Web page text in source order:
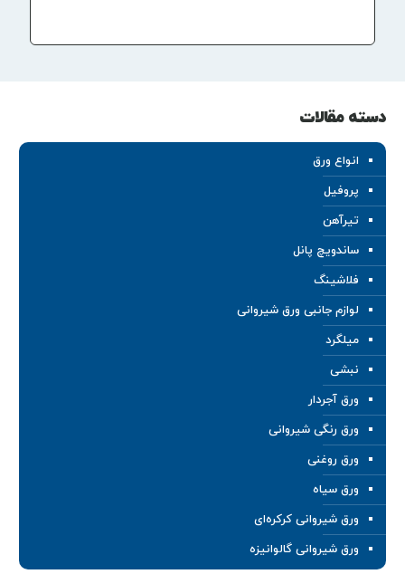
دسته مقالات
انواع ورق
پروفیل
تیرآهن
ساندویچ پانل
فلاشینگ
لوازم جانبی ورق شیروانی
میلگرد
نبشی
ورق آجردار
ورق رنگی شیروانی
ورق روغنی
ورق سیاه
ورق شیروانی کرکره‌ای
ورق شیروانی گالوانیزه